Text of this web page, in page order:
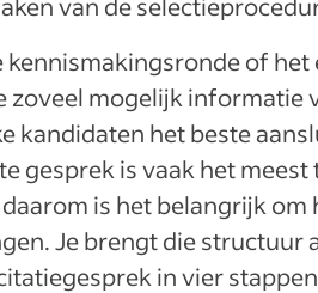
kennismakingsronde of
zoveel mogelijk informatie
kandidaten het beste
gesprek is vaak het
is het belangrijk om
Je brengt die structuur
in vier